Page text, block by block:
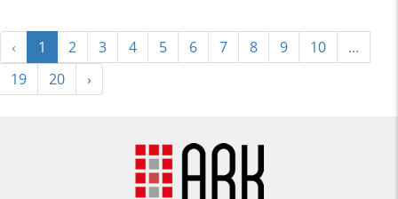
‹ 1 2 3 4 5 6 7 8 9 10
...
19
20 ›